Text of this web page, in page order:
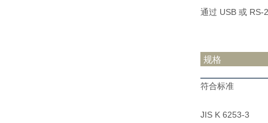
通过 USB 或 RS-
规格
符合标准
JIS K 6253-3